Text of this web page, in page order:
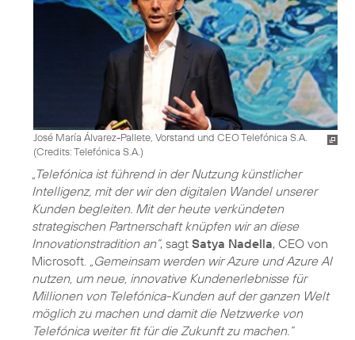
José María Álvarez-Pallete, Vorstand und CEO Telefónica S.A.
(Credits: Telefónica S.A.)
„Telefónica ist führend in der Nutzung künstlicher
Intelligenz, mit der wir den digitalen Wandel unserer
Kunden begleiten. Mit der heute verkündeten
strategischen Partnerschaft knüpfen wir an diese
Innovationstradition an“, sagt Satya Nadella, CEO von
Microsoft. „Gemeinsam werden wir Azure und Azure AI
nutzen, um neue, innovative Kundenerlebnisse für
Millionen von Telefónica-Kunden auf der ganzen Welt
möglich zu machen und damit die Netzwerke von
Telefónica weiter fit für die Zukunft zu machen.“